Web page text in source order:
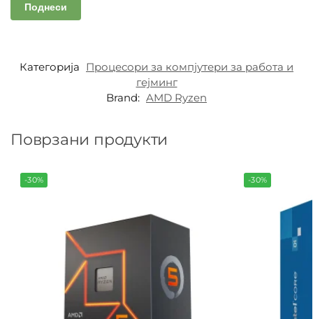
Категорија Процесори за компјутери за работа и
гејминг
Brand: AMD Ryzen
Поврзани продукти
-30% -30%